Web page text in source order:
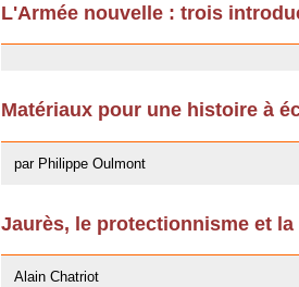
L'Armée nouvelle : trois
Matériaux pour une histoire à
par Philippe Oulmont
Jaurès, le protectionnisme et
Alain Chatriot